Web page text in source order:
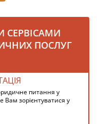
СЕРВІСАМИ
ПОСЛУГ
питання у
зорієнтуватися у